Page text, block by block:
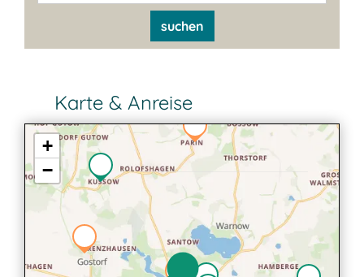
suchen
Karte & Anreise
+
−